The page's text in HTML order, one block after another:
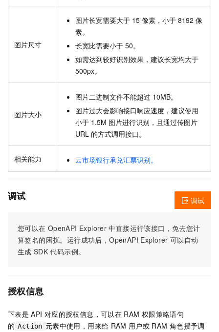
图片尺寸
图片长宽需要大于 15 像素，小于 8192 像
素。
长宽比需要小于 50。
如需达到较好识别效果，建议长宽均大于
500px。
图片大小
图片二进制文件不能超过 10MB。
图片过大会影响接口响应速度，建议使用
小于 1.5M 图片进行识别，且通过传图片
URL 的方式调用接口。
相关能力 云市场银行承兑汇票识别。
调试
您可以在 OpenAPI Explorer 中直接运行该接口，免去您计
算签名的困扰。运行成功后，OpenAPI Explorer 可以自动
生成 SDK 代码示例。
调试
授权信息
下表是 API 对应的授权信息，可以在 RAM 权限策略语句
的 Action 元素中使用，用来给 RAM 用户或 RAM 角色授予调